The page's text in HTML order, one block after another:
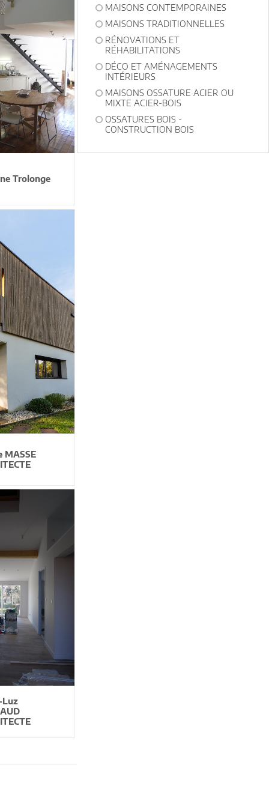
Trolonge
MASSE
Luz
MAISONS CONTEMPORAINES
MAISONS TRADITIONNELLES
RÉNOVATIONS ET
RÉHABILITATIONS
DÉCO ET AMÉNAGEMENTS
INTÉRIEURS
MAISONS OSSATURE ACIER OU
MIXTE ACIER-BOIS
OSSATURES BOIS -
CONSTRUCTION BOIS